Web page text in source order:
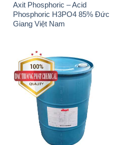
Axit Phosphoric – Acid
Phosphoric H3PO4 85% Đức
Giang Việt Nam